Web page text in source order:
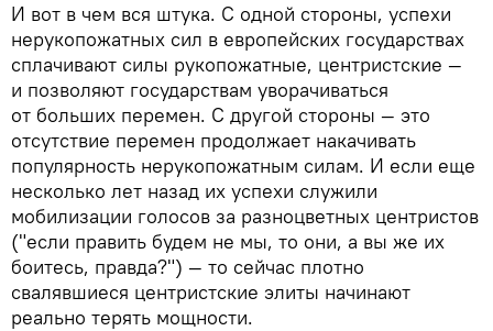
И вот в чем вся штука. С одной стороны, успехи
нерукопожатных сил в европейских государствах
сплачивают силы рукопожатные, центристские —
и позволяют государствам уворачиваться
от больших перемен. С другой стороны — это
отсутствие перемен продолжает накачивать
популярность нерукопожатным силам. И если еще
несколько лет назад их успехи служили
мобилизации голосов за разноцветных центристов
("если править будем не мы, то они, а вы же их
боитесь, правда?") — то сейчас плотно
свалявшиеся центристские элиты начинают
реально терять мощности.